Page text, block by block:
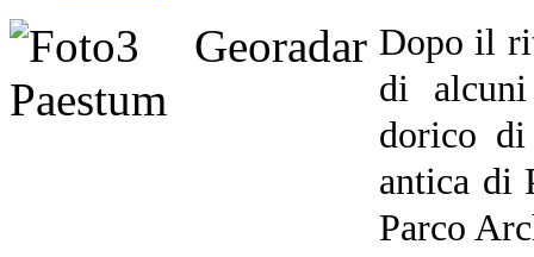
Dopo il
di
dorico
antica di
Parco